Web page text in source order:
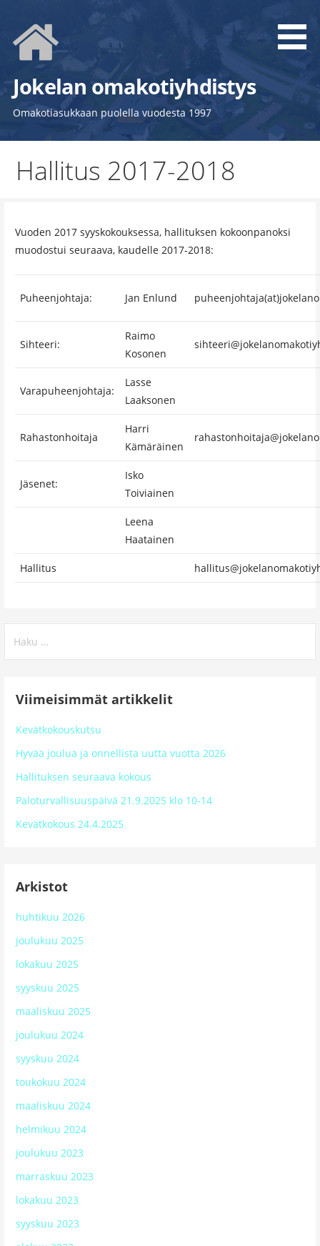
sisältöön
Jokelan omakotiyhdistys
Omakotiasukkaan puolella vuodesta 1997
Hallitus 2017-2018
Vuoden 2017 syyskokouksessa, hallituksen kokoonpanoksi
muodostui seuraava, kaudelle 2017-2018:
Puheenjohtaja: Jan Enlund
Sihteeri:
Raimo
Kosonen
Varapuheenjohtaja:
Lasse
Laaksonen
Rahastonhoitaja
Harri
Kämäräinen
Jäsenet:
Isko
Toiviainen
Leena
Haatainen
Hallitus
Viimeisimmät artikkelit
Kevätkokouskutsu
Hyvää joulua ja onnellista uutta vuotta 2026
Hallituksen seuraava kokous
Paloturvallisuuspäivä 21.9.2025 klo 10-14
Kevätkokous 24.4.2025
Arkistot
huhtikuu 2026
joulukuu 2025
lokakuu 2025
syyskuu 2025
maaliskuu 2025
joulukuu 2024
syyskuu 2024
toukokuu 2024
maaliskuu 2024
helmikuu 2024
joulukuu 2023
marraskuu 2023
lokakuu 2023
syyskuu 2023